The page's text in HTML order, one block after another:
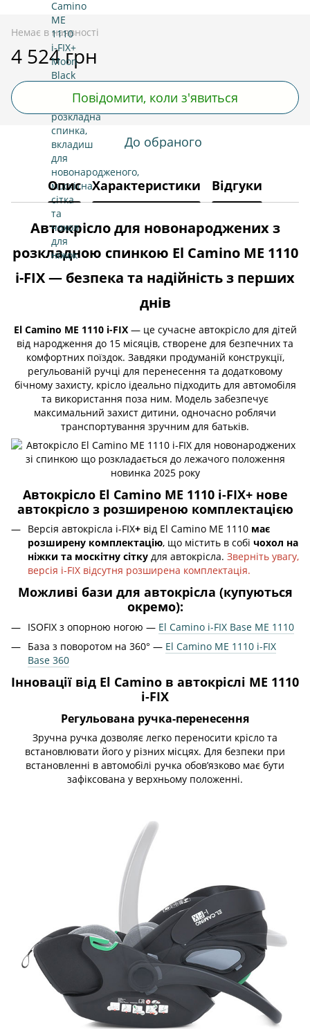
Немає в наявності
4 524 грн
Повідомити, коли з'явиться
До обраного
Опис Характеристики Відгуки
Автокрісло для новонароджених з
розкладною спинкою El Camino ME 1110
i-FIX — безпека та надійність з перших
днів
El Camino ME 1110 i-FIX— це сучасне автокрісло для дітей
від народження до 15 місяців, створене для безпечних та
комфортних поїздок. Завдяки продуманій конструкції,
регульованій ручці для перенесення та додатковому
бічному захисту, крісло ідеально підходить для автомобіля
та використання поза ним. Модель забезпечує
максимальний захист дитини, одночасно роблячи
транспортування зручним для батьків.
Автокрісло El Camino ME 1110 i-FIX+ нове
автокрісло з розширеною комплектацією
Версія автокрісла i-FIX+ від El Camino ME 1110 має
розширену комплектацію, що містить в собі чохол на
ніжки та москітну сітку для автокрісла. Зверніть увагу,
версія i-FIX відсутня розширена комплектація.
Можливі бази для автокрісла (купуються
окремо):
ISOFIX з опорною ногою — El Camino i-FIX Base ME 1110
База з поворотом на 360° — El Camino ME 1110 i-FIX
Base 360
Інновації від El Camino в автокріслі ME 1110
i-FIX
Регульована ручка-перенесення
Зручна ручка дозволяє легко переносити крісло та
встановлювати його у різних місцях. Для безпеки при
встановленні в автомобілі ручка обов’язково має бути
зафіксована у верхньому положенні.